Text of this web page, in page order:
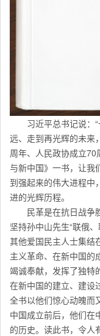
习近平总书记说：
远、走到再光辉的未来
周年、人民政协成立
与新中国》一书，让我
到强起来的伟大进程中
进的光辉历程。
民革是在抗日战争
坚持孙中山先生“联俄
其他爱国民主人士集结
主义革命、在新中国的
竭诚奉献，发挥了独特
在新中国的建立、建设
全书以他们惊心动魄而
中国成立前后，他们在
的历史。读此书，令人